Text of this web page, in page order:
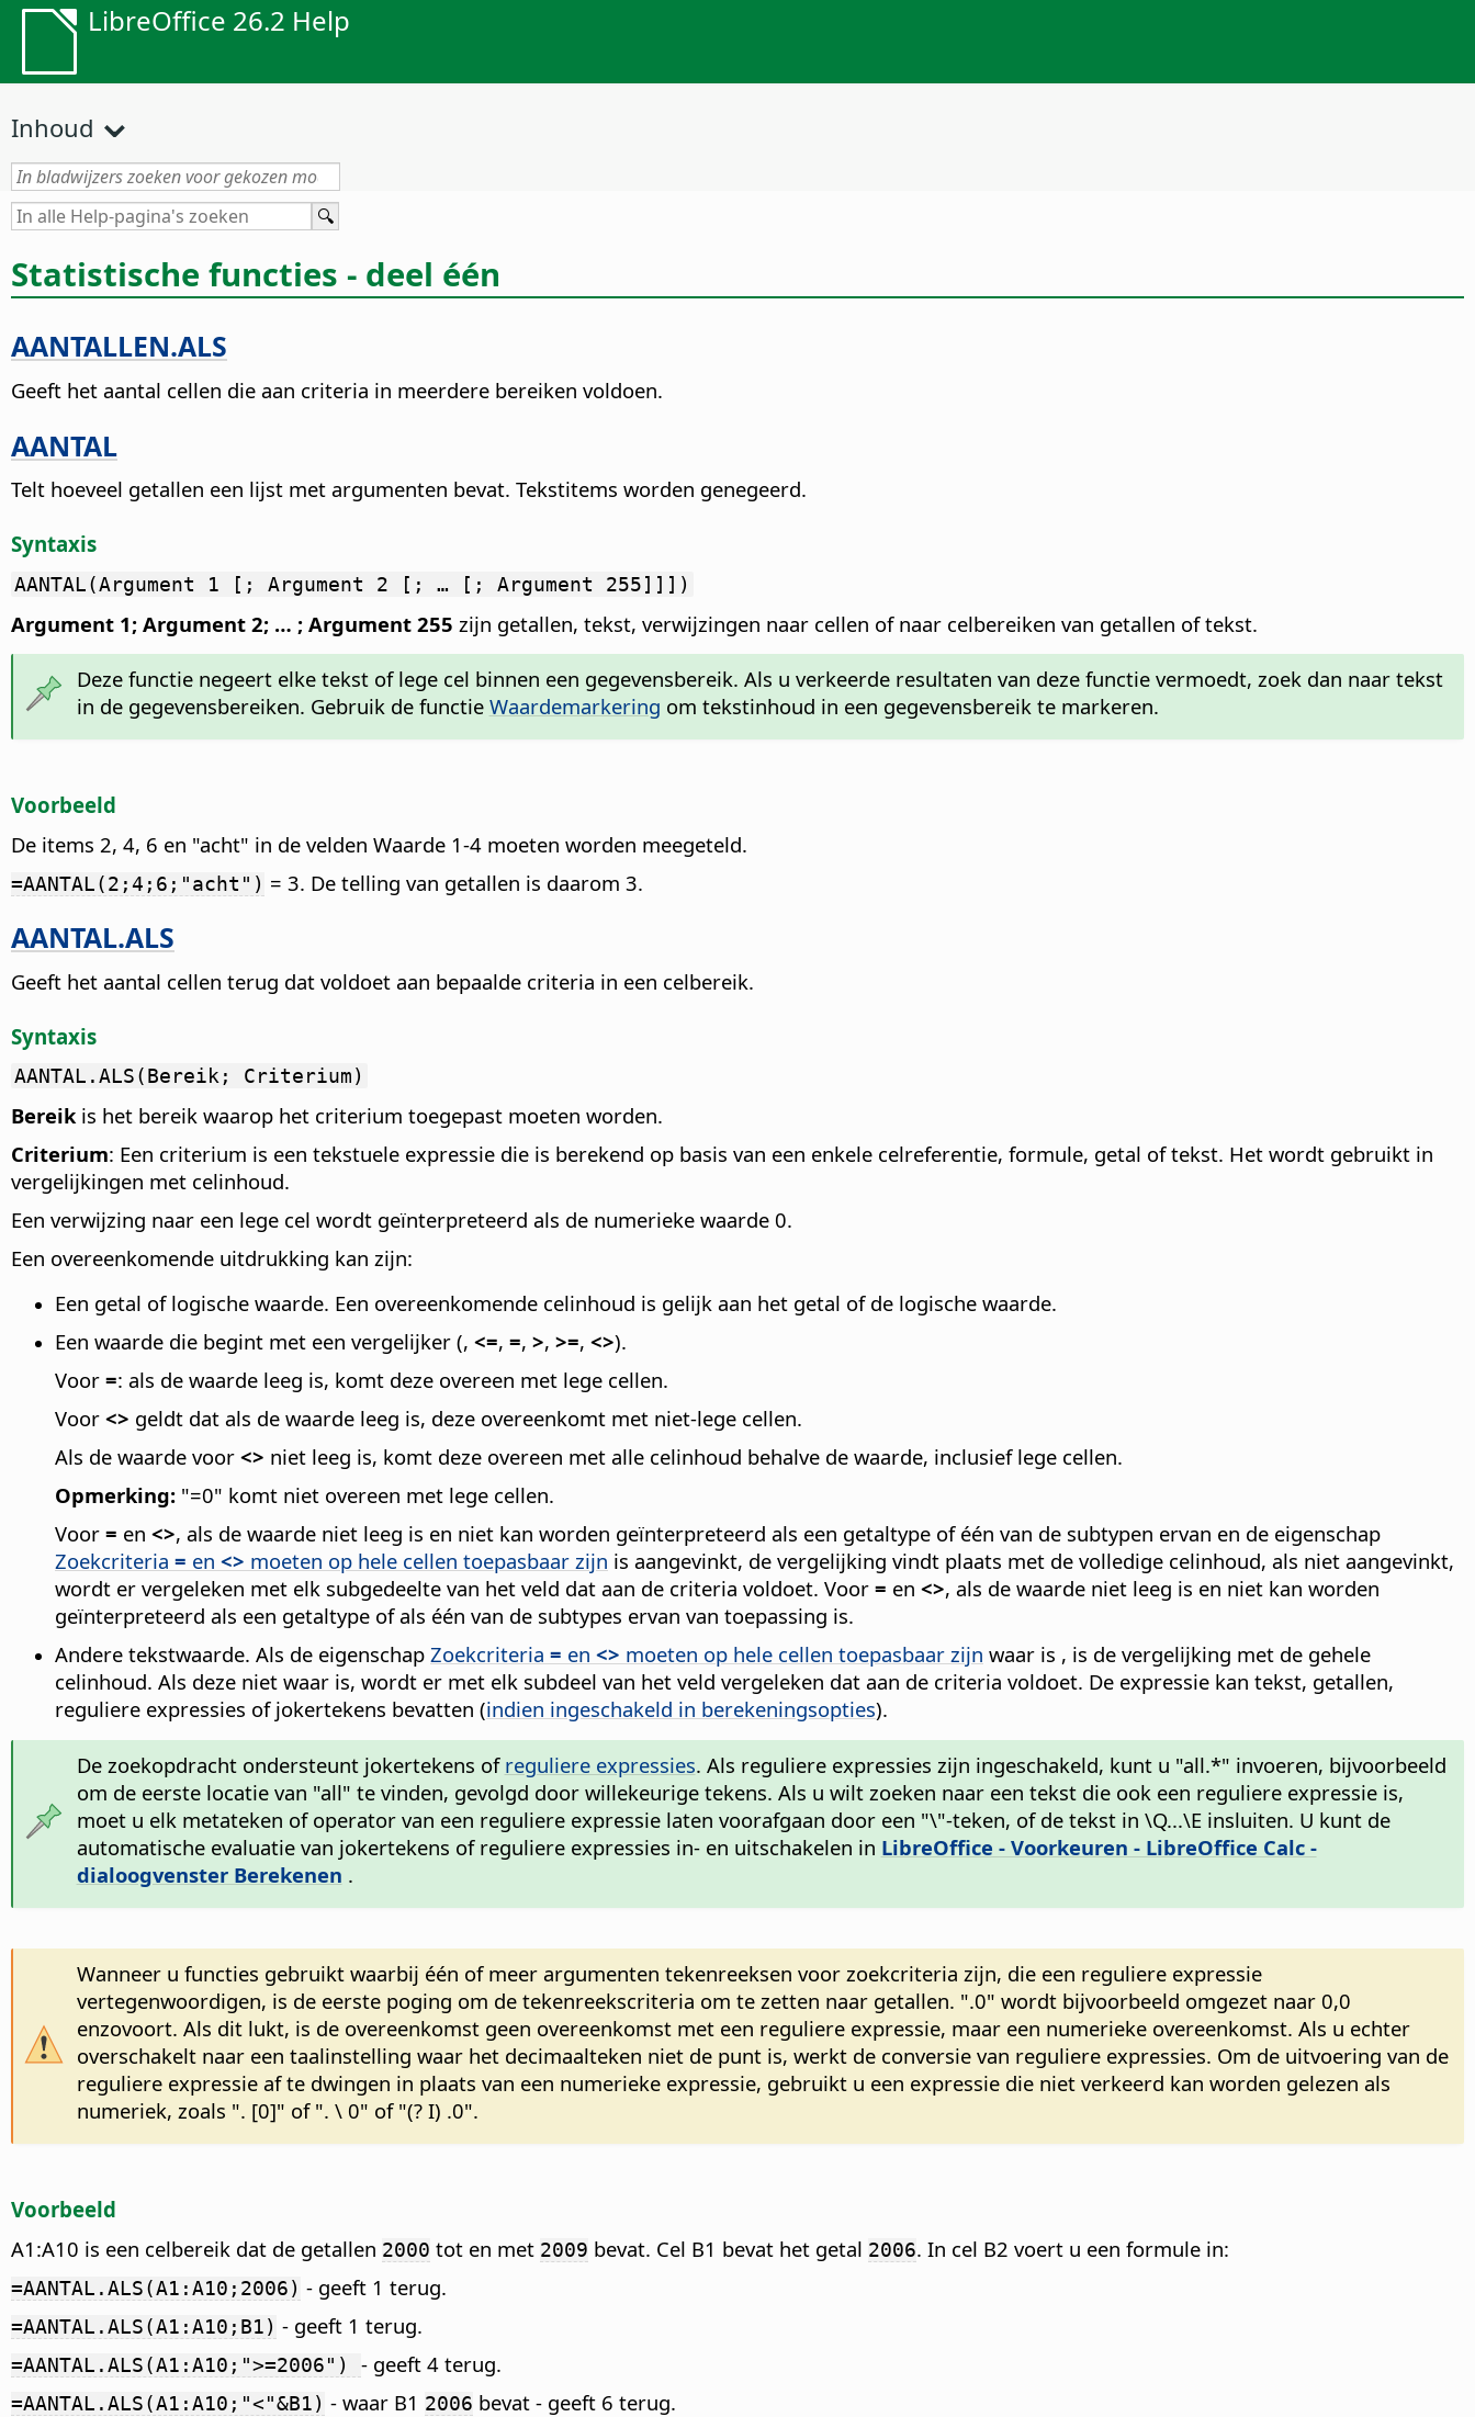
LibreOffice 26.2 Help
Inhoud
Statistische functies - deel één
AANTALLEN.ALS
Geeft het aantal cellen die aan criteria in meerdere bereiken voldoen.
AANTAL
Telt hoeveel getallen een lijst met argumenten bevat. Tekstitems worden genegeerd.
Syntaxis
AANTAL(Argument 1 [; Argument 2 [; … [; Argument 255]]])
Argument 1; Argument 2; … ; Argument 255 zijn getallen, tekst, verwijzingen naar cellen of naar celbereiken van getallen of tekst.
Deze functie negeert elke tekst of lege cel binnen een gegevensbereik. Als u verkeerde resultaten van deze functie vermoedt, zoek dan naar tekst
in de gegevensbereiken. Gebruik de functie Waardemarkering om tekstinhoud in een gegevensbereik te markeren.
Voorbeeld
De items 2, 4, 6 en "acht" in de velden Waarde 1-4 moeten worden meegeteld.
=AANTAL(2;4;6;"acht") = 3. De telling van getallen is daarom 3.
AANTAL.ALS
Geeft het aantal cellen terug dat voldoet aan bepaalde criteria in een celbereik.
Syntaxis
AANTAL.ALS(Bereik; Criterium)
Bereikis het bereik waarop het criterium toegepast moeten worden.
Criterium: Een criterium is een tekstuele expressie die is berekend op basis van een enkele celreferentie, formule, getal of tekst. Het wordt gebruikt in
vergelijkingen met celinhoud.
Een verwijzing naar een lege cel wordt geïnterpreteerd als de numerieke waarde 0.
Een overeenkomende uitdrukking kan zijn:
Een getal of logische waarde. Een overeenkomende celinhoud is gelijk aan het getal of de logische waarde.
Een waarde die begint met een vergelijker (, <=, =, >, >=, <>).
Voor =: als de waarde leeg is, komt deze overeen met lege cellen.
Voor <> geldt dat als de waarde leeg is, deze overeenkomt met niet-lege cellen.
Als de waarde voor <> niet leeg is, komt deze overeen met alle celinhoud behalve de waarde, inclusief lege cellen.
Opmerking: "=0" komt niet overeen met lege cellen.
Voor = en <>, als de waarde niet leeg is en niet kan worden geïnterpreteerd als een getaltype of één van de subtypen ervan en de eigenschap
Zoekcriteria = en <> moeten op hele cellen toepasbaar zijn is aangevinkt, de vergelijking vindt plaats met de volledige celinhoud, als niet aangevinkt,
wordt er vergeleken met elk subgedeelte van het veld dat aan de criteria voldoet. Voor = en <>, als de waarde niet leeg is en niet kan worden
geïnterpreteerd als een getaltype of als één van de subtypes ervan van toepassing is.
Andere tekstwaarde. Als de eigenschap Zoekcriteria = en <> moeten op hele cellen toepasbaar zijn waar is , is de vergelijking met de gehele
celinhoud. Als deze niet waar is, wordt er met elk subdeel van het veld vergeleken dat aan de criteria voldoet. De expressie kan tekst, getallen,
reguliere expressies of jokertekens bevatten (indien ingeschakeld in berekeningsopties).
De zoekopdracht ondersteunt jokertekens of reguliere expressies. Als reguliere expressies zijn ingeschakeld, kunt u "all.*" invoeren, bijvoorbeeld
om de eerste locatie van "all" te vinden, gevolgd door willekeurige tekens. Als u wilt zoeken naar een tekst die ook een reguliere expressie is,
moet u elk metateken of operator van een reguliere expressie laten voorafgaan door een "\"-teken, of de tekst in \Q...\E insluiten. U kunt de
automatische evaluatie van jokertekens of reguliere expressies in- en uitschakelen in LibreOffice - Voorkeuren - LibreOffice Calc -
dialoogvenster Berekenen .
Wanneer u functies gebruikt waarbij één of meer argumenten tekenreeksen voor zoekcriteria zijn, die een reguliere expressie
vertegenwoordigen, is de eerste poging om de tekenreekscriteria om te zetten naar getallen. ".0" wordt bijvoorbeeld omgezet naar 0,0
enzovoort. Als dit lukt, is de overeenkomst geen overeenkomst met een reguliere expressie, maar een numerieke overeenkomst. Als u echter
overschakelt naar een taalinstelling waar het decimaalteken niet de punt is, werkt de conversie van reguliere expressies. Om de uitvoering van de
reguliere expressie af te dwingen in plaats van een numerieke expressie, gebruikt u een expressie die niet verkeerd kan worden gelezen als
numeriek, zoals ". [0]" of ". \ 0" of "(? I) .0".
Voorbeeld
A1:A10 is een celbereik dat de getallen 2000 tot en met 2009 bevat. Cel B1 bevat het getal 2006. In cel B2 voert u een formule in:
=AANTAL.ALS(A1:A10;2006) - geeft 1 terug.
=AANTAL.ALS(A1:A10;B1) - geeft 1 terug.
=AANTAL.ALS(A1:A10;">=2006") - geeft 4 terug.
=AANTAL.ALS(A1:A10;"<"&B1) - waar B1 2006 bevat - geeft 6 terug.